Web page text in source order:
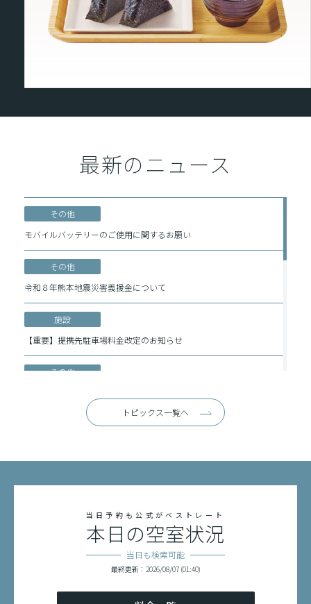
最新のニュース
その他
モバイルバッテリーのご使用に関するお願い
その他
令和８年熊本地震災害義援金について
施設
【重要】提携先駐車場料金改定のお知らせ
その他
トピックス一覧へ
当日予約も公式がベストレート
本日の空室状況
当日も検索可能
最終更新：2026/08/07 (01:40)